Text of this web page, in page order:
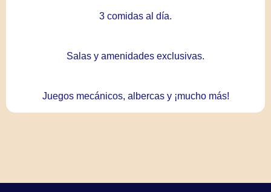
3 comidas al día.
Salas y amenidades exclusivas.
Juegos mecánicos, albercas y ¡mucho más!